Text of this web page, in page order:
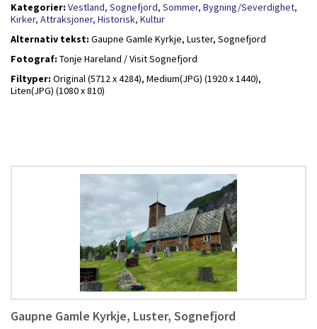
Kategorier: Vestland, Sognefjord, Sommer, Bygning/Severdighet,
Kirker, Attraksjoner, Historisk, Kultur
Alternativ tekst: Gaupne Gamle Kyrkje, Luster, Sognefjord
Fotograf: Tonje Hareland / Visit Sognefjord
Filtyper: Original (5712 x 4284), Medium(JPG) (1920 x 1440),
Liten(JPG) (1080 x 810)
Gaupne Gamle Kyrkje, Luster, Sognefjord